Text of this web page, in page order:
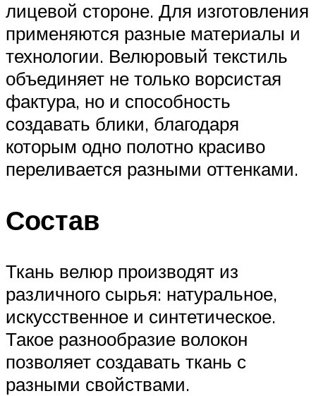
лицевой стороне. Для изготовления
применяются разные материалы и
технологии. Велюровый текстиль
объединяет не только ворсистая
фактура, но и способность
создавать блики, благодаря
которым одно полотно красиво
переливается разными оттенками.
Состав
Ткань велюр производят из
различного сырья: натуральное,
искусственное и синтетическое.
Такое разнообразие волокон
позволяет создавать ткань с
разными свойствами.